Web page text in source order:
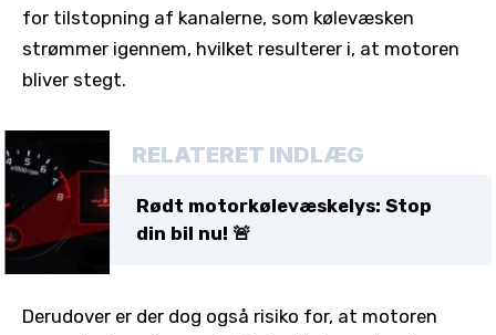
for tilstopning af kanalerne, som kølevæsken
strømmer igennem, hvilket resulterer i, at motoren
bliver stegt.
RELATERET INDLÆG
Rødt motorkølevæskelys: Stop
din bil nu! 🚨
Derudover er der dog også risiko for, at motoren